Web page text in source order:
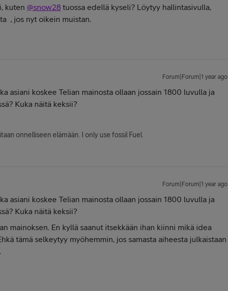
kuten @snow28 tuossa edellä kyseli? Löytyy hallintasivulla,
, jos nyt oikein muistan.
Forum|Forum|1 year ago
asiani koskee Telian mainosta ollaan jossain 1800 luvulla ja
Kuka näitä keksii?
onnelliseen elämään. I only use fossil Fuel.
Forum|Forum|1 year ago
asiani koskee Telian mainosta ollaan jossain 1800 luvulla ja
Kuka näitä keksii?
mainoksen. En kyllä saanut itsekkään ihan kiinni mikä idea
tämä selkeytyy myöhemmin, jos samasta aiheesta julkaistaan